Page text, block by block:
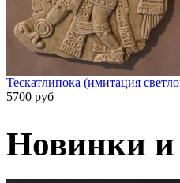
Тескатлипока (имитация
5700 руб
Новинки и